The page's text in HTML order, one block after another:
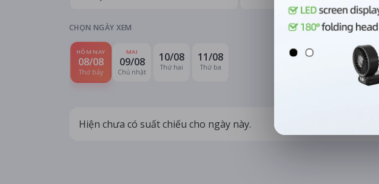
CHỌN NGÀY XEM
HÔM NAY
08/08
Thứ bảy
MAI
09/08
Chủ nhật
10/08
Thứ hai
11/08
Thứ ba
Hiện chưa có suất chiếu cho ngày này.